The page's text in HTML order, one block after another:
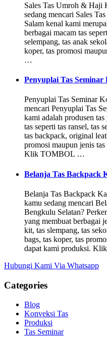
Sales Tas Umroh & Haji
sedang mencari Sales
Salam kenal kami
berbagai macam tas
selempang, tas anak
koper, tas promosi
…
Penyuplai Tas Seminar
Penyuplai Tas Seminar
mencari Penyuplai Tas
kami adalah produsen
tas seperti tas ransel, tas
tas backpack, original
promosi maupun jenis
Klik TOMBOL …
Belanja Tas Backpack
Belanja Tas Backpack
kamu sedang mencari
Bengkulu Selatan?
yang membuat berbagai
kit, tas slempang, tas
bags, tas koper, tas
dapat kami produksi.
Hubungi Kami Via Whatsapp
Categories
Blog
Konveksi Tas
Produksi
Tas Seminar